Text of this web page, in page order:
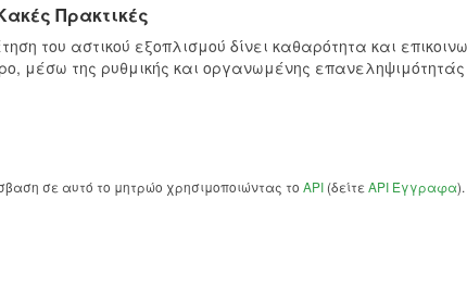
Πρακτικές
του αστικού εξοπλισμού δίνει καθαρότητα και
μέσω της ρυθμικής και οργανωμένης επανεληψιμότητάς
σε αυτό το μητρώο χρησιμοποιώντας το API (δείτε API Έγγραφα).